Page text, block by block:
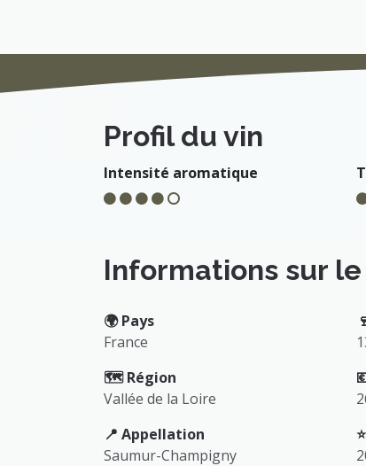
Profil du vin
Intensité aromatique
Informations sur le
🌍️ Pays
France
🗺️ Région
Vallée de la Loire
📍 Appellation
Saumur-Champigny